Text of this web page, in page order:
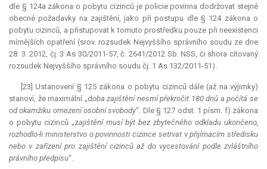
dle § 124a zákona o pobytu cizinců je policie povinna dodržovat stejné
obecné požadavky na zajištění, jako při postupu dle § 124 zákona o
pobytu cizinců, a přistupovat k tomuto prostředku pouze při neexistenci
mírnějších opatření (srov. rozsudek Nejvyššího správního soudu ze dne
28. 3. 2012, čj. 3 As 30/2011-57, č. 2641/2012 Sb. NSS, či shora citovaný
rozsudek Nejvyššího správního soudu čj. 1 As 132/2011-51).
[23] Ustanovení § 125 zákona o pobytu cizinců dále (až na výjimky)
stanoví, že maximální „doba zajištění nesmí překročit 180 dnů a počítá se
od okamžiku omezení osobní svobody“. Dle § 127 odst. 1 písm. f) zákona
o pobytu cizinců „zajištění musí být bez zbytečného odkladu ukončeno,
rozhodlo-li ministerstvo o povinnosti cizince setrvat v přijímacím středisku
nebo v zařízení pro zajištění cizinců až do vycestování podle zvláštního
právního předpisu“.